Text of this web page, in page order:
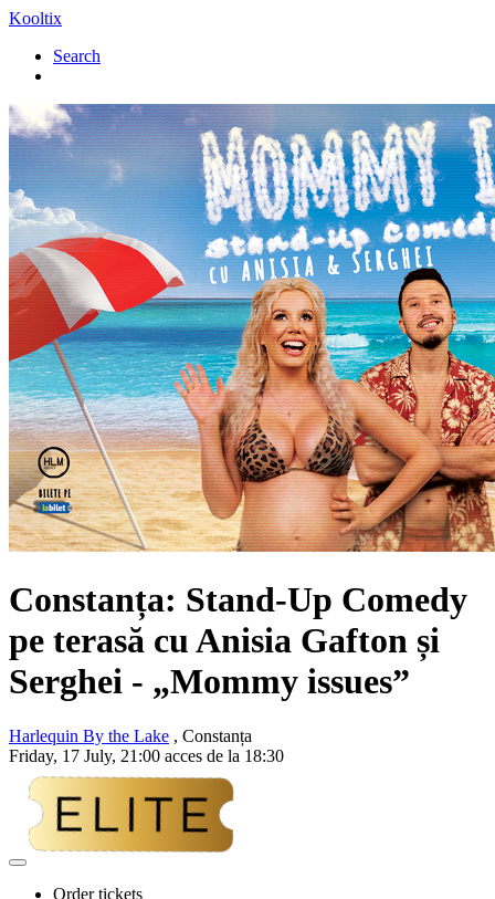
Kooltix
Search
Constanța: Stand-Up Comedy
pe terasă cuAnisia Gafton și
Serghei - „Mommy issues”
Harlequin By the Lake , Constanța
Friday, 17 July, 21:00 acces de la 18:30
Adaugă
Order tickets